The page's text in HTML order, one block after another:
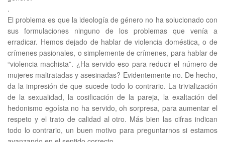
.
El problema es que la ideología de género no ha solucionado con
sus formulaciones ninguno de los problemas que venía a
erradicar. Hemos dejado de hablar de violencia doméstica, o de
crímenes pasionales, o simplemente de crímenes, para hablar de
“violencia machista”. ¿Ha servido eso para reducir el número de
mujeres maltratadas y asesinadas? Evidentemente no. De hecho,
da la impresión de que sucede todo lo contrario. La trivialización
de la sexualidad, la cosificación de la pareja, la exaltación del
hedonismo egoísta no ha servido, oh sorpresa, para aumentar el
respeto y el trato de calidad al otro. Más bien las cifras indican
todo lo contrario, un buen motivo para preguntarnos si estamos